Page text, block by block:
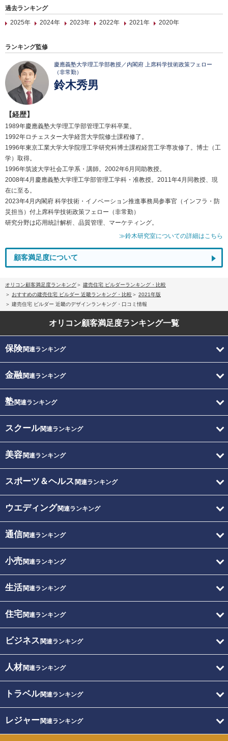
過去ランキング
2025年
2024年 2023年 2022年 2021年 2020年
ランキング監修
慶應義塾大学理工学部教授／内閣府 上席科学技術政策フェロー
（非常勤）
鈴木秀男
【経歴】
1989年慶應義塾大学理工学部管理工学科卒業。
1992年ロチェスター大学経営大学院修士課程修了。
1996年東京工業大学大学院理工学研究科博士課程経営工学専攻修了。博士（工
学）取得。
1996年筑波大学社会工学系・講師。2002年6月同助教授。
2008年4月慶應義塾大学理工学部管理工学科・准教授。2011年4月同教授、現
在に至る。
2023年4月内閣府 科学技術・イノベーション推進事務局参事官（インフラ・防
災担当）付上席科学技術政策フェロー（非常勤）
研究分野は応用統計解析、品質管理、マーケティング。
≫鈴木研究室についての詳細はこちら
顧客満足度について
オリコン顧客満足度ランキング
建売住宅 ビルダーランキング・比較
おすすめの建売住宅 ビルダー 近畿ランキング・比較
2021年版
建売住宅 ビルダー 近畿のデザインランキング・口コミ情報
オリコン顧客満足度ランキング一覧
保険関連ランキング
金融関連ランキング
塾関連ランキング
スクール関連ランキング
美容関連ランキング
スポーツ＆ヘルス 関連ランキング
ウエディング関連ランキング
通信関連ランキング
小売関連ランキング
生活関連ランキング
住宅関連ランキング
ビジネス 関連ランキング
人材関連ランキング
トラベル関連ランキング
レジャー関連ランキング